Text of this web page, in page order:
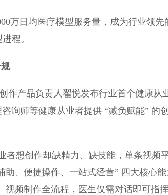
万日均医疗模型服务量，成为行业领先
程。
作产品负责人翟悦发布行业首个健康从
师等健康从业者提供 “减负赋能” 的创
者想创作却缺精力、缺技能，单条视频
助、便捷操作、一站式经营” 四大核心能
频制作全流程，医生仅需对话即可指挥